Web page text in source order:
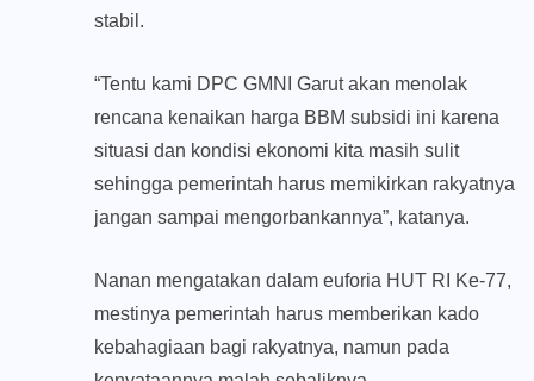
stabil.
“Tentu kami DPC GMNI Garut akan menolak
rencana kenaikan harga BBM subsidi ini karena
situasi dan kondisi ekonomi kita masih sulit
sehingga pemerintah harus memikirkan rakyatnya
jangan sampai mengorbankannya”, katanya.
Nanan mengatakan dalam euforia HUT RI Ke-77,
mestinya pemerintah harus memberikan kado
kebahagiaan bagi rakyatnya, namun pada